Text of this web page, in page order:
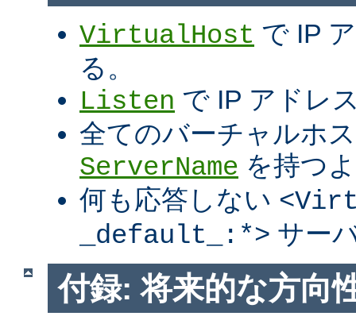
VirtualHost で IP
る。
Listen で IP アドレ
全てのバーチャルホ
ServerName を持つ
何も応答しない
_default_:*> サー
付録: 将来的な方向